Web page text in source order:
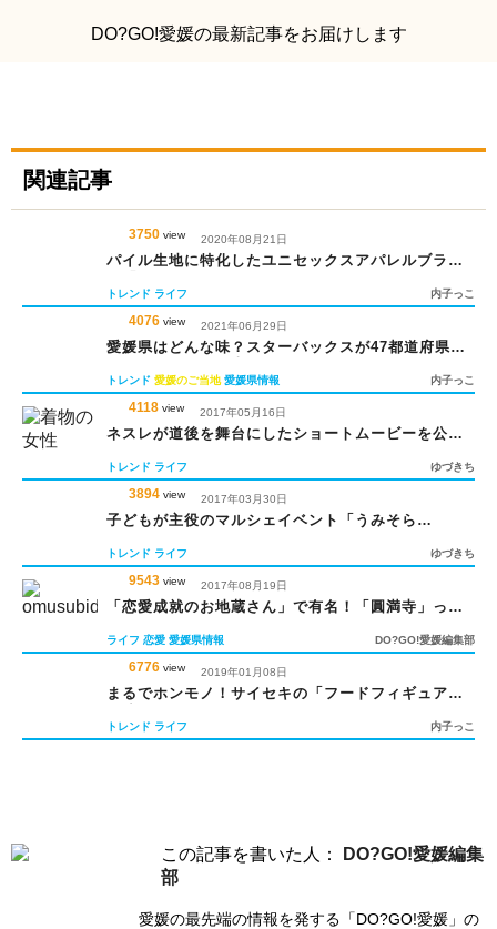
DO?GO!愛媛の最新記事をお届けします
関連記事
3750 view 2020年08月21日
パイル生地に特化したユニセックスアパレルブラン
トレンド ライフ 内子っこ
4076 view 2021年06月29日
愛媛県はどんな味？スターバックスが47都道府県の
トレンド 愛媛のご当地 愛媛県情報 内子っこ
4118 view 2017年05月16日
ネスレが道後を舞台にしたショートムービーを公
トレンド ライフ ゆづきち
3894 view 2017年03月30日
子どもが主役のマルシェイベント「うみそら
トレンド ライフ ゆづきち
9543 view 2017年08月19日
「恋愛成就のお地蔵さん」で有名！「圓満寺」っ
ライフ 恋愛 愛媛県情報 DO?GO!愛媛編集部
6776 view 2019年01月08日
まるでホンモノ！サイセキの「フードフィギュア」
トレンド ライフ 内子っこ
この記事を書いた人：
DO?GO!愛媛編集
部
愛媛の最先端の情報を発する「DO?GO!愛媛」の